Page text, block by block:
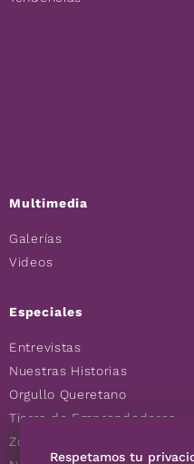
Multimedia
Galerías
Videos
Especiales
Entrevistas
Nuestras Historias
Orgullo Queretano
Tierra de Emprendedores
Zoociales
Respetamos tu